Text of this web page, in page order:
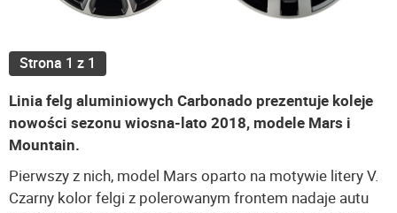
Strona 1 z 1
Linia felg aluminiowych Carbonado prezentuje koleje
nowości sezonu wiosna-lato 2018, modele Mars i
Mountain.
Pierwszy z nich, model Mars oparto na motywie litery V.
Czarny kolor felgi z polerowanym frontem nadaje autu